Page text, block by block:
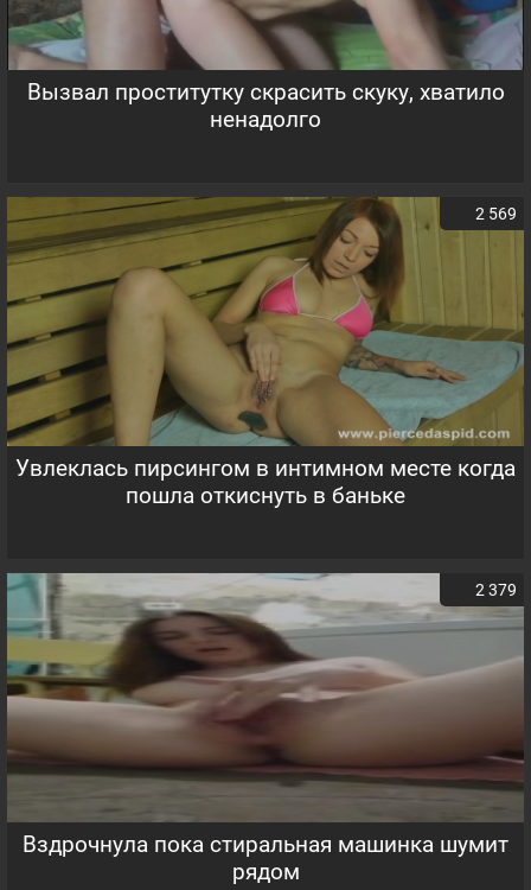
Вызвал проститутку скрасить скуку, хватило
ненадолго
2 569
Увлеклась пирсингом в интимном месте когда
пошла откиснуть в баньке
2 379
Вздрочнула пока стиральная машинка шумит
рядом